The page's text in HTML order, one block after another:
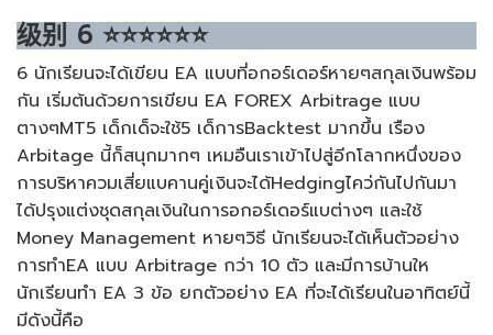
级别 6 ⭐⭐⭐⭐⭐⭐
6 นักเรียนจะได้เขียน EA แบบที่อกอร์เดอร์หายๆสกุลเงินพร้อม
กัน เริ่มต้นด้วยการเขียน EA FOREX Arbitrage แบบ
ตางๆMT5 เด็กเด็จะใช้5 เด็การBacktest มากขึ้น เรือง
Arbitage นี้ก็สนุกมากๆ เหมอืนเราเข้าไปสู่อีกโลากหนึ่งของ
การบริหาควมเสี่ยแบคานคู่เงินจะได้Hedgingไคว่กันไปกันมา
ได้ปรุงแต่งชุดสกุลเงินในการอกอร์เดอร์แบต่างๆ และใช้
Money Management หายๆวิธี นักเรียนจะได้เห็นตัวอย่าง
การทำEA แบบ Arbitrage กว่า 10 ตัว และมีการบ้านให
นักเรียนทำ EA 3 ข้อ ยกตัวอย่าง EA ที่จะได้เรียนในอาทิตย์นี้
มีดังนี้คือ